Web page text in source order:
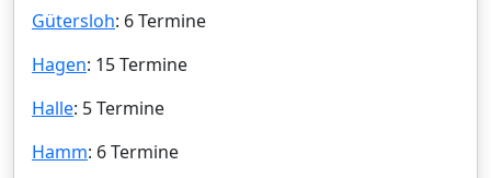
Gütersloh: 6 Termine
Hagen: 15 Termine
Halle: 5 Termine
Hamm: 6 Termine